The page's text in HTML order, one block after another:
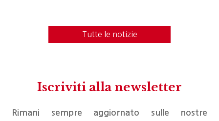
Tutte le notizie
Iscriviti alla newsletter
Rimani sempre aggiornato sulle nostre